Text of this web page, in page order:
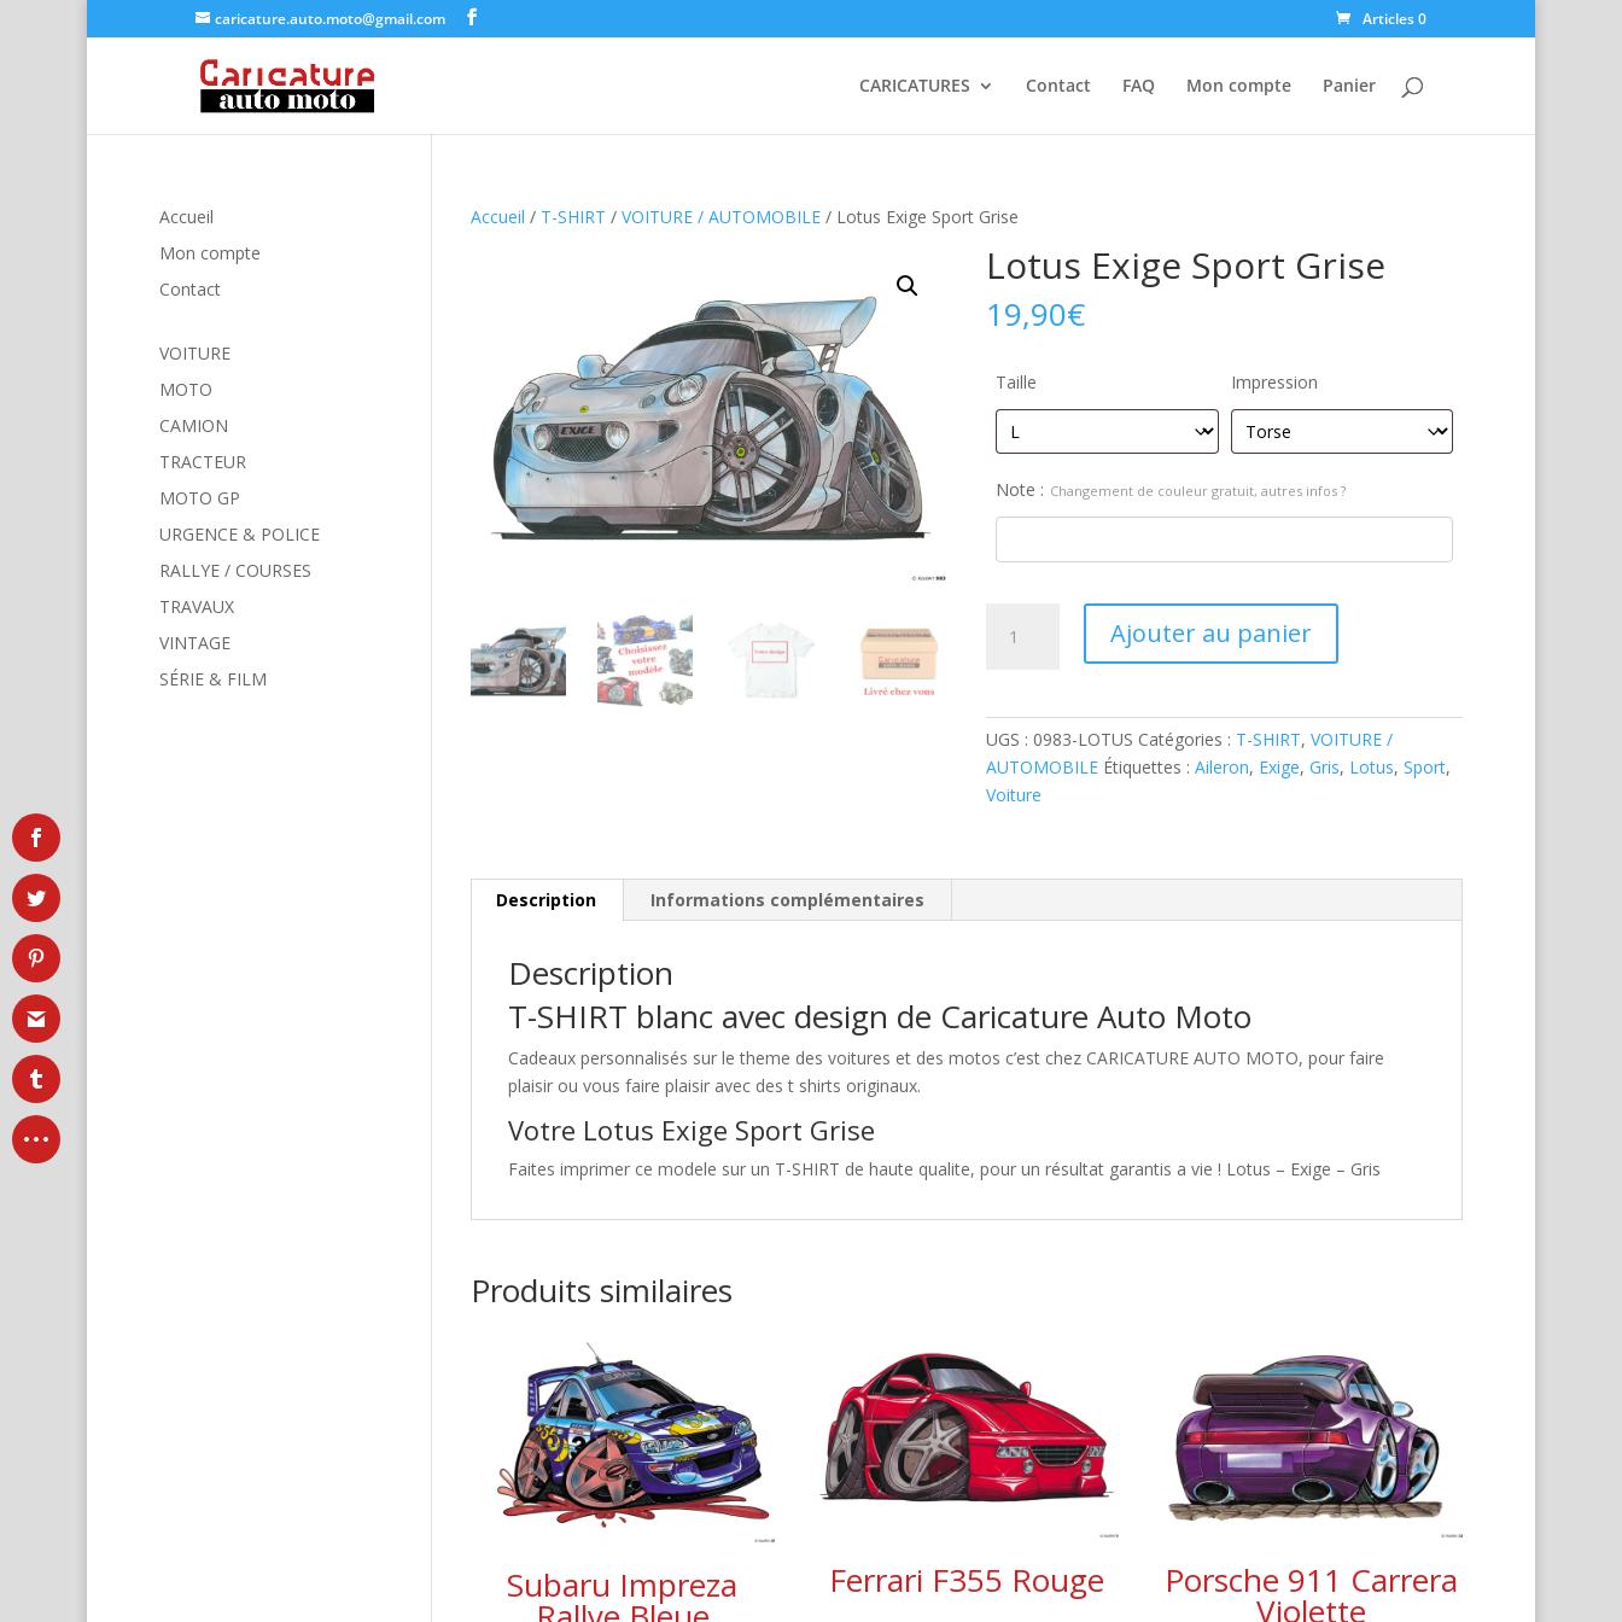
caricature.auto.moto@gmail.com Articles 0
CARICATURES Contact FAQ Mon compte Panier
Accueil / T-SHIRT / VOITURE / AUTOMOBILE/ Lotus Exige Sport Grise
Lotus Exige Sport Grise
19,90€
Taille Impression
Note : Changement de couleur gratuit, autres infos ?
Ajouter au panier
UGS : 0983-LOTUS Catégories : T-SHIRT,VOITURE /
AUTOMOBILE Étiquettes :Aileron, Exige,Gris, Lotus,Sport,
Voiture
Description Informations complémentaires
Description
T-SHIRT blanc avec design de Caricature Auto Moto
Cadeaux personnalisés sur le theme des voitures et des motos c’est chez CARICATURE AUTO MOTO, pour faire
plaisir ou vous faire plaisir avec des t shirts originaux.
Votre Lotus Exige Sport Grise
Faites imprimer ce modele sur un T-SHIRT de haute qualite, pour un résultat garantis a vie ! Lotus – Exige – Gris
Produits similaires
Subaru Impreza Ferrari F355 Rouge Porsche 911 Carrera
Violette
Accueil
Mon compte
Contact
VOITURE
MOTO
CAMION
TRACTEUR
MOTO GP
URGENCE & POLICE
RALLYE / COURSES
TRAVAUX
VINTAGE
SÉRIE & FILM